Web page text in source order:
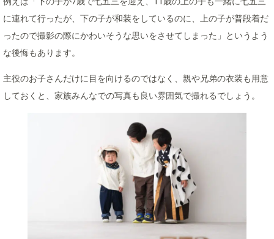
に連れて行ったが、下の子が和装をしているのに、上の子が普段着だ
ったので撮影の際にかわいそうな思いをさせてしまった」というよう
な後悔もあります。
主役のお子さんだけに目を向けるのではなく、親や兄弟の衣装も用意
しておくと、家族みんなでの写真も良い雰囲気で撮れるでしょう。